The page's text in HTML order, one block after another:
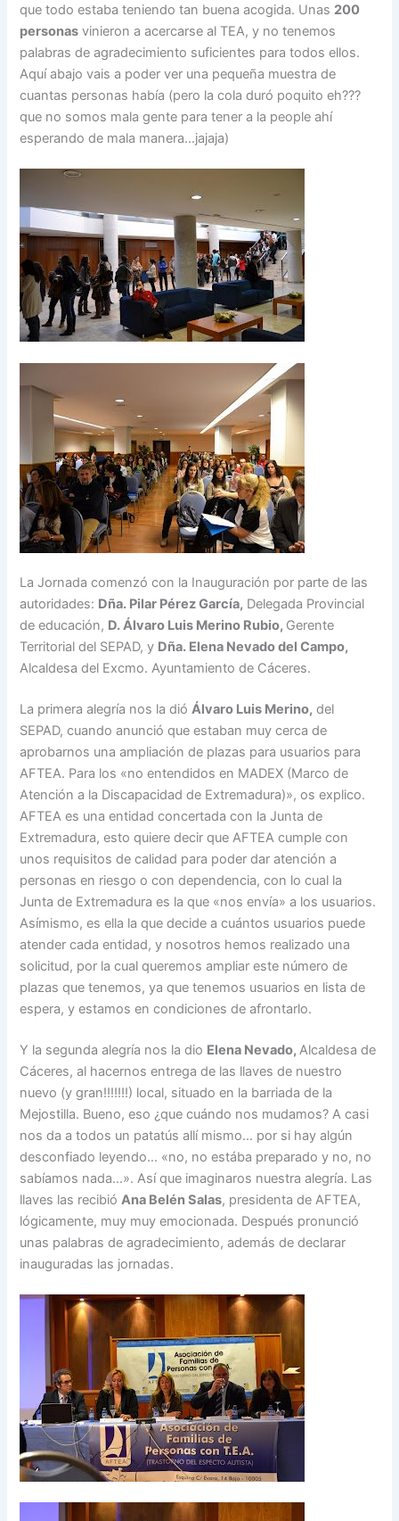
que todo estaba teniendo tan buena acogida. Unas 200
personas vinieron a acercarse al TEA, y no tenemos
palabras de agradecimiento suficientes para todos ellos.
Aquí abajo vais a poder ver una pequeña muestra de
cuantas personas había (pero la cola duró poquito eh???
que no somos mala gente para tener a la people ahí
esperando de mala manera…jajaja)
La Jornada comenzó con la Inauguración por parte de las
autoridades: Dña. Pilar Pérez García, Delegada Provincial
de educación, D. Álvaro Luis Merino Rubio, Gerente
Territorial del SEPAD, y Dña. Elena Nevado del Campo,
Alcaldesa del Excmo. Ayuntamiento de Cáceres.
La primera alegría nos la dióÁlvaro Luis Merino, del
SEPAD, cuando anunció que estaban muy cerca de
aprobarnos una ampliación de plazas para usuarios para
AFTEA. Para los «no entendidos en MADEX (Marco de
Atención a la Discapacidad de Extremadura)», os explico.
AFTEA es una entidad concertada con la Junta de
Extremadura, esto quiere decir que AFTEA cumple con
unos requisitos de calidad para poder dar atención a
personas en riesgo o con dependencia, con lo cual la
Junta de Extremadura es la que «nos envía» a los usuarios.
Asímismo, es ella la que decide a cuántos usuarios puede
atender cada entidad, y nosotros hemos realizado una
solicitud, por la cual queremos ampliar este número de
plazas que tenemos, ya que tenemos usuarios en lista de
espera, y estamos en condiciones de afrontarlo.
Y la segunda alegría nos la dio Elena Nevado,Alcaldesa de
Cáceres, al hacernos entrega de las llaves de nuestro
nuevo (y gran!!!!!!!) local, situado en la barriada de la
Mejostilla. Bueno, eso ¿que cuándo nos mudamos? A casi
nos da a todos un patatús allí mismo… por si hay algún
desconfiado leyendo… «no, no estába preparado y no, no
sabíamos nada…». Así que imaginaros nuestra alegría. Las
llaves las recibióAna Belén Salas, presidenta de AFTEA,
lógicamente, muy muy emocionada. Después pronunció
unas palabras de agradecimiento, además de declarar
inauguradas las jornadas.